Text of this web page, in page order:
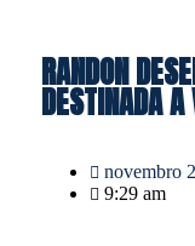
RANDON
DESTINADA
novembro
9:29 am